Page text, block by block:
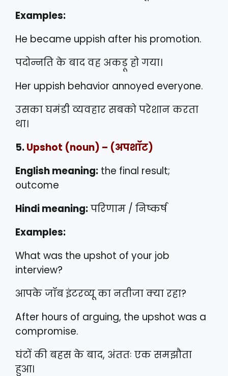
Examples:
He became uppish after his promotion.
पदोन्नति के बाद वह अकड़ू हो गया।
Her uppish behavior annoyed everyone.
उसका घमंडी व्यवहार सबको परेशान करता
था।
5.Upshot (noun) – (अपशॉट)
English meaning: the final result;
outcome
Hindi meaning:परिणाम / निष्कर्ष
Examples:
What was the upshot of your job
interview?
आपके जॉब इंटरव्यू का नतीजा क्या रहा?
After hours of arguing, the upshot was a
compromise.
घंटों की बहस के बाद, अंततः एक समझौता
हुआ।